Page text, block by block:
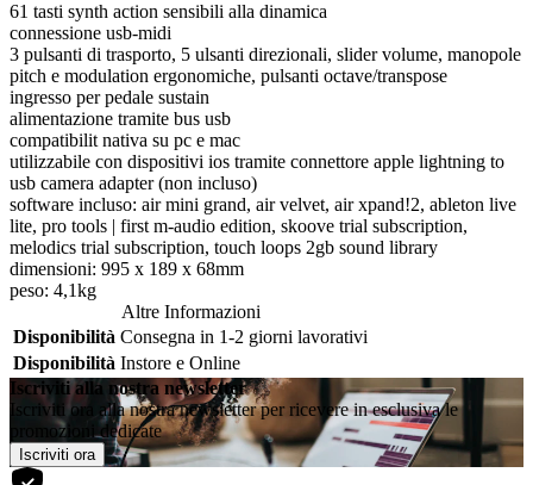
61 tasti synth action sensibili alla dinamica
connessione usb-midi
3 pulsanti di trasporto, 5 ulsanti direzionali, slider volume, manopole
pitch e modulation ergonomiche, pulsanti octave/transpose
ingresso per pedale sustain
alimentazione tramite bus usb
compatibilit nativa su pc e mac
utilizzabile con dispositivi ios tramite connettore apple lightning to
usb camera adapter (non incluso)
software incluso: air mini grand, air velvet, air xpand!2, ableton live
lite, pro tools | first m-audio edition, skoove trial subscription,
melodics trial subscription, touch loops 2gb sound library
dimensioni: 995 x 189 x 68mm
peso: 4,1kg
Altre Informazioni
Disponibilità Consegna in 1-2 giorni lavorativi
Disponibilità Instore e Online
Iscriviti alla nostra newsletter
Iscriviti ora alla nostra newsletter per ricevere in esclusiva le
promozioni dedicate
Iscriviti ora